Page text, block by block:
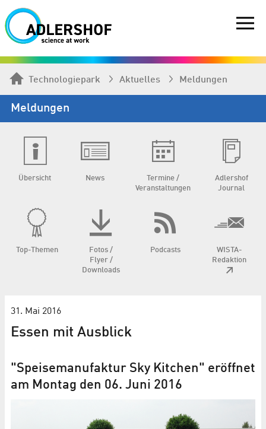
Technologiepark Aktuelles Meldungen
Meldungen
Übersicht News
Termine /
Veranstaltungen
Adlershof
Journal
Top-Themen
Fotos /
Flyer /
Downloads
Podcasts
WISTA-
Redaktion
31. Mai 2016
Essen mit Ausblick
"Speisemanufaktur Sky Kitchen" eröffnet
am Montag den 06. Juni 2016